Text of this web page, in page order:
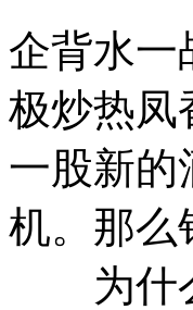
企背水一
极炒热凤
一股新的
机。那么
为什么